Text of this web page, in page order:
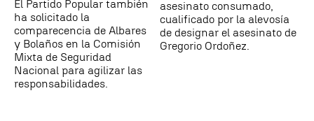
El Partido Popular también
ha solicitado la
comparecencia de Albares
y Bolaños en la Comisión
Mixta de Seguridad
Nacional para agilizar las
responsabilidades.
asesinato consumado,
cualificado por la alevosía
de designar el asesinato de
Gregorio Ordoñez.